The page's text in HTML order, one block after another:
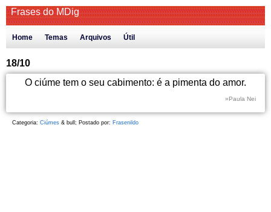
Frases do MDig
Home Temas Arquivos Útil
18/10
O ciúme tem o seu cabimento: é a pimenta do amor.
»Paula Nei
Categoria: Ciúmes & bull; Postado por: Frasenildo